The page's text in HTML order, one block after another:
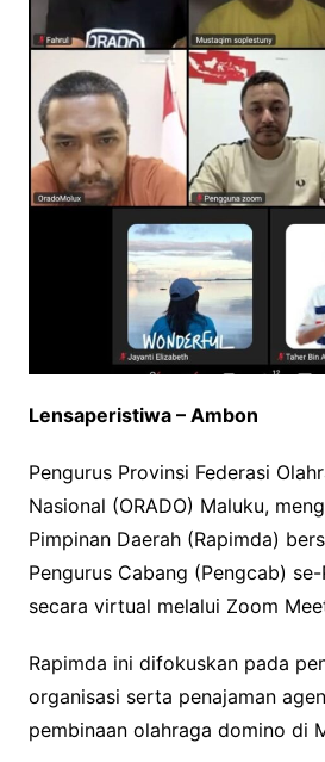
Lensaperistiwa – Ambon
Pengurus Provinsi Federasi
Nasional (ORADO) Maluku,
Pimpinan Daerah (Rapimda)
Pengurus Cabang (Pengcab)
secara virtual melalui Zoom
Rapimda ini difokuskan pada
organisasi serta penajaman
pembinaan olahraga domino di